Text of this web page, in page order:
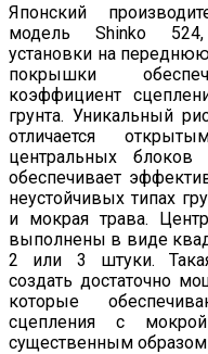
Японский
модель Shinko
установки на
покрышки
коэффициент
грунта. Уникальный
отличается
центральных
обеспечивает
неустойчивых типах
и мокрая трава.
выполнены в виде
2 или 3 штуки. Такая
создать достаточно
которые
сцепления с
существенным образом